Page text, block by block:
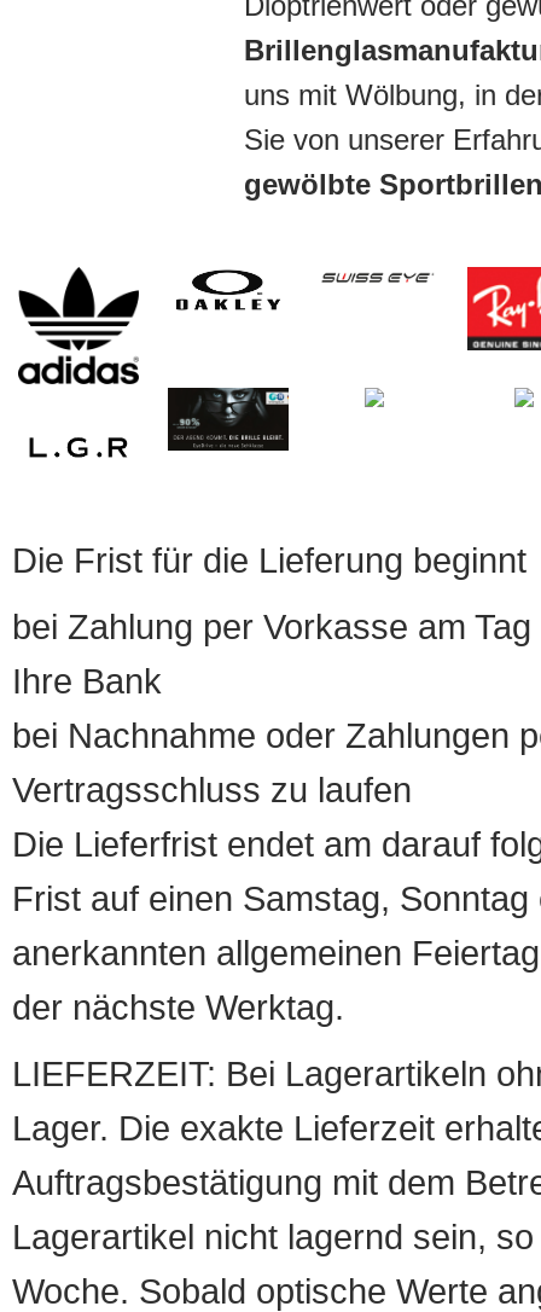
uns mit Wölbung, in
Sie von unserer
gewölbte
Die Frist für die Lieferung beginnt
bei Zahlung per Vorkasse am
Ihre Bank
bei Nachnahme oder Zahlungen
Vertragsschluss zu laufen
Die Lieferfrist endet am darauf
Frist auf einen Samstag,
anerkannten allgemeinen
der nächste Werktag.
LIEFERZEIT: Bei Lagerartikeln
Lager. Die exakte Lieferzeit
Auftragsbestätigung mit dem
Lagerartikel nicht lagernd sein,
Woche. Sobald optische Werte